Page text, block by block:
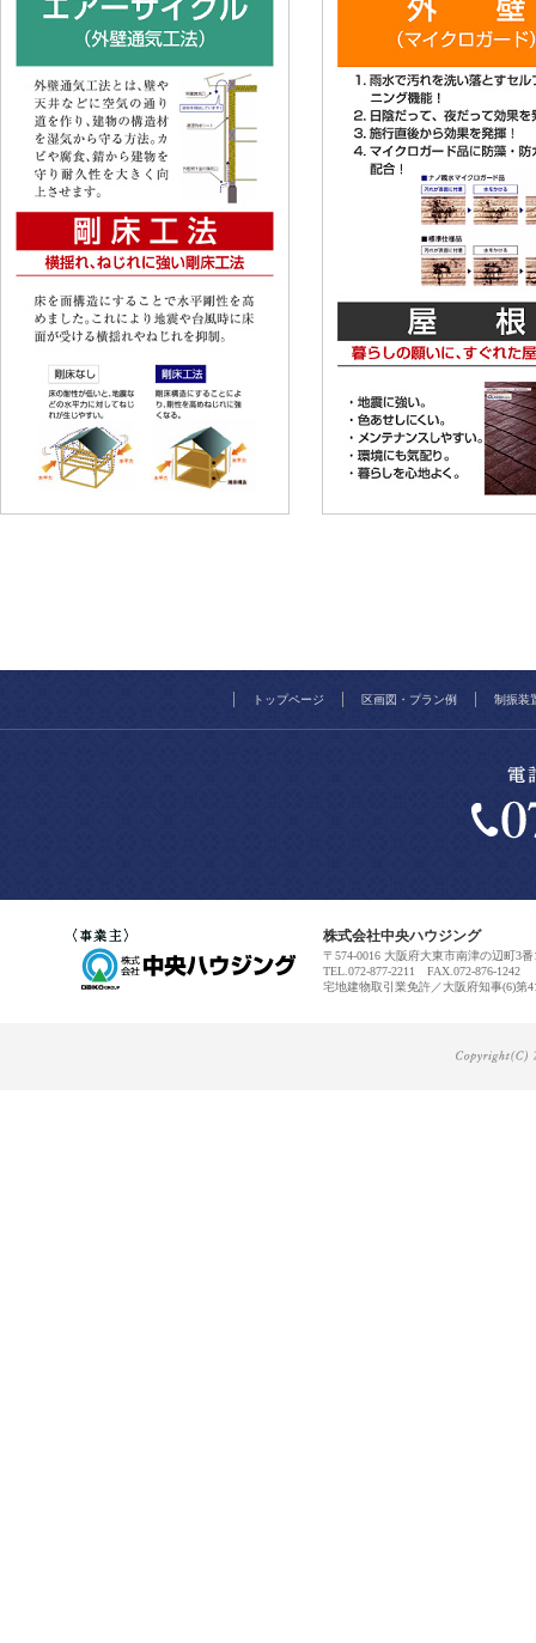
トップページ 区画図・プラン例 制振装
株式会社中央ハウジング
〒574-0016 大阪府大東市南津の辺町3番
TEL.072-877-2211 FAX.072-876-1242
宅地建物取引業免許／大阪府知事(6)第